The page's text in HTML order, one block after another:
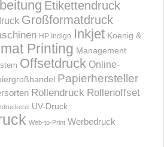
Etikettendruck
Großformatdruck
HP Indigo Inkjet Koenig &
Printing Management
Offsetdruck Online-
Papierhersteller
Rollendruck Rollenoffset
UV-Druck
Web-to-Print Werbedruck